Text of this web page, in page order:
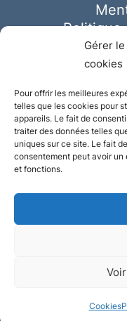
Gérer
cookies
Pour offrir les meilleures
telles que les cookies pour
appareils. Le fait de
traiter des données telles
uniques sur ce site. Le fait
consentement peut avoir
et fonctions.
Cookies
Politique
Conception et